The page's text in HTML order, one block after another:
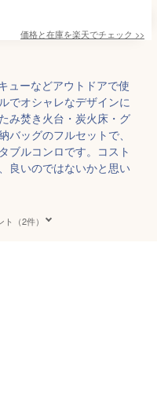
価格と在庫を楽天でチェック >>
ューなどアウトドアで使
でオシャレなデザインに
み焚き火台・炭火床・グ
バッグのフルセットで、
ブルコンロです。コスト
良いのではないかと思い
（2件）